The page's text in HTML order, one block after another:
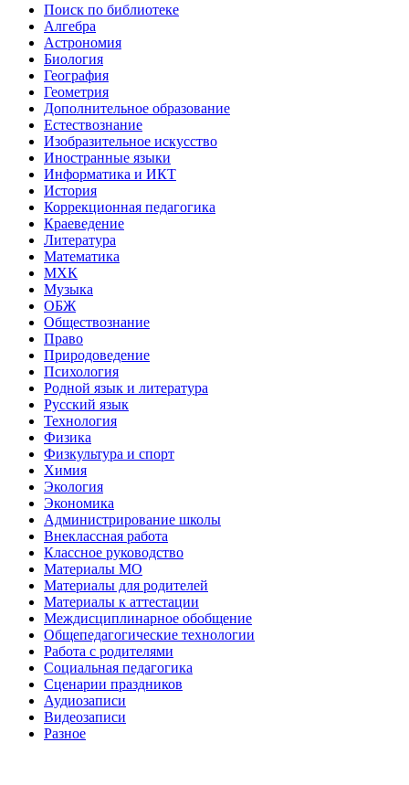
Поиск по библиотеке
Алгебра
Астрономия
Биология
География
Геометрия
Дополнительное образование
Естествознание
Изобразительное искусство
Иностранные языки
Информатика и ИКТ
История
Коррекционная педагогика
Краеведение
Литература
Математика
МХК
Музыка
ОБЖ
Обществознание
Право
Природоведение
Психология
Родной язык и литература
Русский язык
Технология
Физика
Физкультура и спорт
Химия
Экология
Экономика
Администрирование школы
Внеклассная работа
Классное руководство
Материалы МО
Материалы для родителей
Материалы к аттестации
Междисциплинарное обобщение
Общепедагогические технологии
Работа с родителями
Социальная педагогика
Сценарии праздников
Аудиозаписи
Видеозаписи
Разное